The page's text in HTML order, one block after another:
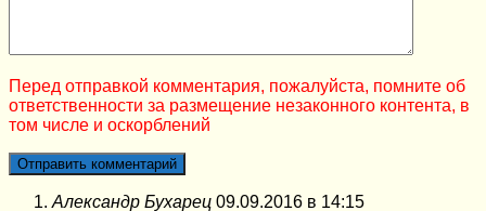
Перед отправкой комментария, пожалуйста, помните об
ответственности за размещение незаконного контента, в
том числе и оскорблений
Александр Бухарец 09.09.2016 в 14:15